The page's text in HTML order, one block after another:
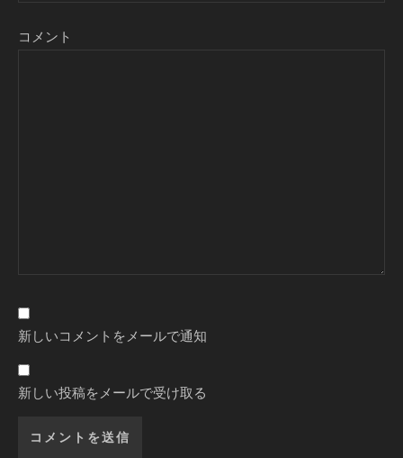
コメント
新しいコメントをメールで通知
新しい投稿をメールで受け取る